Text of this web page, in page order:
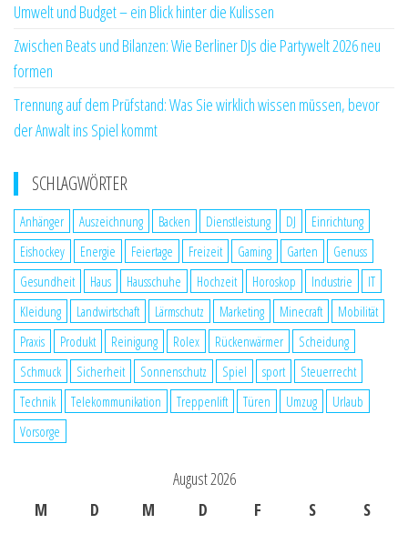
Umwelt und Budget – ein Blick hinter die Kulissen
Zwischen Beats und Bilanzen: Wie Berliner DJs die Partywelt 2026 neu
formen
Trennung auf dem Prüfstand: Was Sie wirklich wissen müssen, bevor
der Anwalt ins Spiel kommt
SCHLAGWÖRTER
Anhänger Auszeichnung Backen Dienstleistung DJ
Einrichtung
Eishockey
Energie Feiertage Freizeit Gaming Garten
Genuss
Gesundheit
Haus Hausschuhe Hochzeit Horoskop Industrie
IT
Kleidung
Landwirtschaft Lärmschutz Marketing Minecraft
Mobilität
Praxis
Produkt Reinigung Rolex Rückenwärmer
Scheidung
Schmuck
Sicherheit Sonnenschutz Spiel sport
Steuerrecht
Technik
Telekommunikation Treppenlift Türen Umzug
Urlaub
Vorsorge
August 2026
M
D M D F S
S